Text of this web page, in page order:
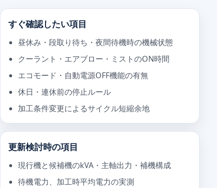
すぐ確認したい項目
昼休み・段取り待ち・夜間待機時の機械状態
クーラント・エアブロー・ミストのON時間
エコモード・自動電源OFF機能の有無
休日・連休前の停止ルール
加工条件変更によるサイクル短縮余地
更新検討時の項目
現行機と候補機のkVA・主軸出力・補機構成
待機電力、加工時平均電力の実測